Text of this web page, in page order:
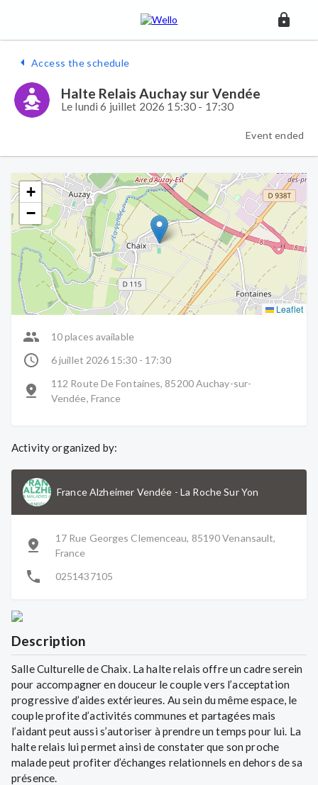
Access the schedule
Halte Relais Auchay sur Vendée
Le lundi 6 juillet 2026 15:30 - 17:30
Event ended
Description
Salle Culturelle de Chaix. La halte relais offre un cadre serein
pour accompagner en douceur le couple vers l’acceptation
progressive d’aides extérieures. Au sein du même espace, le
couple profite d’activités communes et partagées mais
l’aidant peut aussi s’autoriser à prendre un temps pour lui. La
halte relais lui permet ainsi de constater que son proche
malade peut profiter d’échanges relationnels en dehors de sa
présence.
+
−
Leaflet
10 places available
6 juillet 2026 15:30 - 17:30
112 Route De Fontaines, 85200 Auchay-sur-
Vendée, France
Activity organized by:
France Alzheimer Vendée - La Roche Sur Yon
17 Rue Georges Clemenceau, 85190 Venansault,
France
0251437105